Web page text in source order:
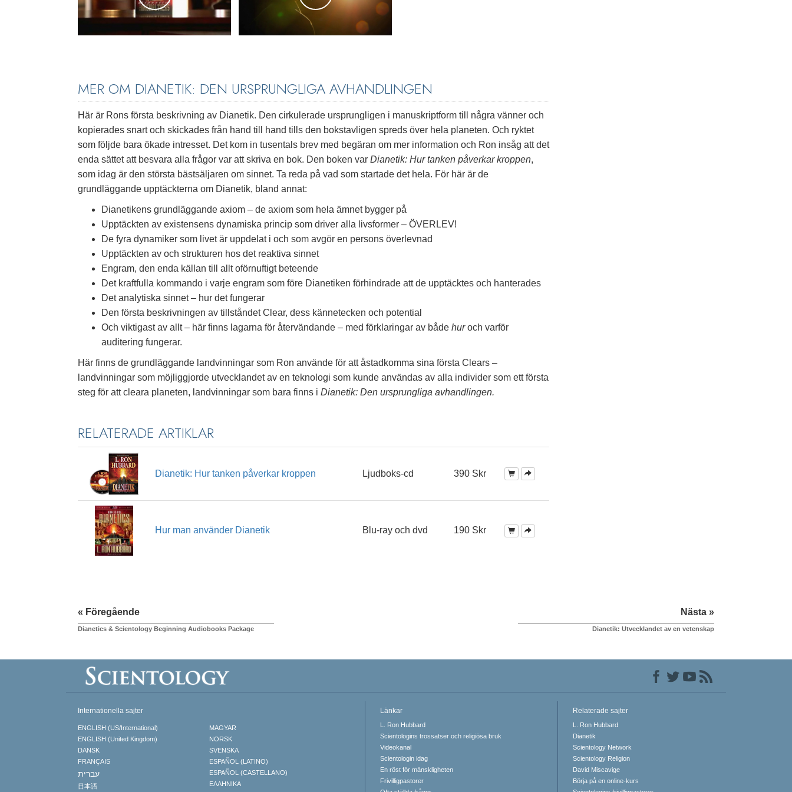
MER OM DIANETIK: DEN URSPRUNGLIGA AVHANDLINGEN
Här är Rons första beskrivning av Dianetik. Den cirkulerade ursprungligen i manuskriptform till några vänner och
kopierades snart och skickades från hand till hand tills den bokstavligen spreds över hela planeten. Och ryktet
som följde bara ökade intresset. Det kom in tusentals brev med begäran om mer information och Ron insåg att det
enda sättet att besvara alla frågor var att skriva en bok. Den boken var Dianetik: Hur tanken påverkar kroppen,
som idag är den största bästsäljaren om sinnet. Ta reda på vad som startade det hela. För här är de
grundläggande upptäckterna om Dianetik, bland annat:
Dianetikens grundläggande axiom – de axiom som hela ämnet bygger på
Upptäckten av existensens dynamiska princip som driver alla livsformer – ÖVERLEV!
De fyra dynamiker som livet är uppdelat i och som avgör en persons överlevnad
Upptäckten av och strukturen hos det reaktiva sinnet
Engram, den enda källan till allt oförnuftigt beteende
Det kraftfulla kommando i varje engram som före Dianetiken förhindrade att de upptäcktes och hanterades
Det analytiska sinnet – hur det fungerar
Den första beskrivningen av tillståndet Clear, dess kännetecken och potential
Och viktigast av allt – här finns lagarna för återvändande – med förklaringar av både huroch varför
auditering fungerar.
Här finns de grundläggande landvinningar som Ron använde för att åstadkomma sina första Clears –
landvinningar som möjliggjorde utvecklandet av en teknologi som kunde användas av alla individer som ett första
steg för att cleara planeten, landvinningar som bara finns i Dianetik: Den ursprungliga avhandlingen.
RELATERADE ARTIKLAR
Dianetik: Hur tanken påverkar kroppen Ljudboks-cd 390 Skr
Hur man använder Dianetik Blu-ray och dvd 190 Skr
« Föregående
Dianetics & Scientology Beginning Audiobooks Package
Nästa »
Dianetik: Utvecklandet av en vetenskap
Internationella sajter
ENGLISH (US/International)
ENGLISH (United Kingdom)
DANSK
FRANÇAIS
עברית
日本語
MAGYAR
NORSK
SVENSKA
ESPAÑOL (LATINO)
ESPAÑOL (CASTELLANO)
ΕΛΛΗΝΙΚA
Länkar
L. Ron Hubbard
Scientologins trossatser och religiösa bruk
Videokanal
Scientologin idag
En röst för mänskligheten
Frivilligpastorer
Relaterade sajter
L. Ron Hubbard
Dianetik
Scientology Network
Scientology Religion
David Miscavige
Börja på en online-kurs